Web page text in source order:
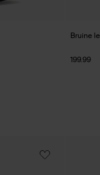
Bruine
199.99